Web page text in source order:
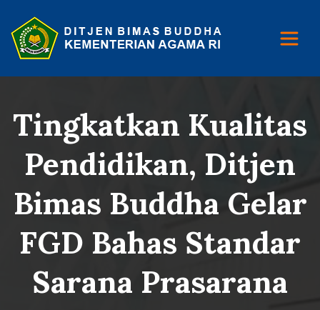
Tingkatkan Kualitas
Pendidikan, Ditjen
Bimas Buddha Gelar
FGD Bahas Standar
Sarana Prasarana